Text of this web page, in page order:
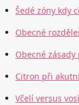
Šedé zóny kdy
Obecné
Obecné
Citron při
Včelí versus